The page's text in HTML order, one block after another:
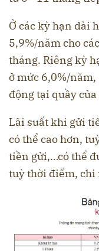
Ở các kỳ hạn dài
5,9%/năm cho
tháng. Riêng kỳ
ở mức 6,0%/
động tại quầy
Lãi suất khi gửi
có thể cao hơn,
tiền gửi,…có thể
tuỳ thời điểm, chi